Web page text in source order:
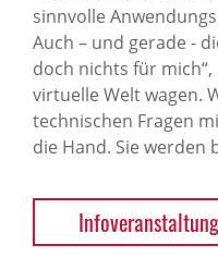
sinnvolle
Auch – und gerade -
doch nichts für
virtuelle Welt wagen.
technischen Fragen
die Hand. Sie werden